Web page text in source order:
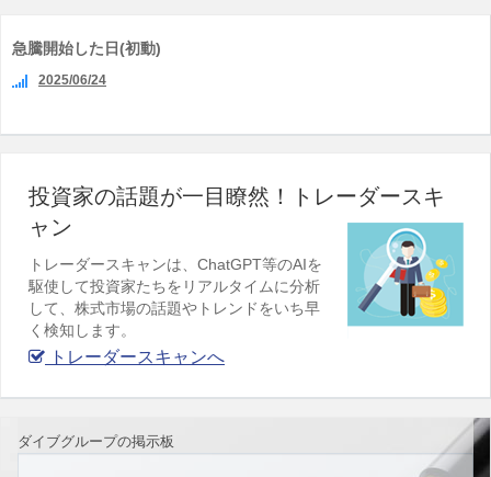
急騰開始した日(初動)
2025/06/24
投資家の話題が一目瞭然！トレーダースキ
ャン
トレーダースキャンは、ChatGPT等のAIを
駆使して投資家たちをリアルタイムに分析
して、株式市場の話題やトレンドをいち早
く検知します。
トレーダースキャンへ
ダイブグループの掲示板